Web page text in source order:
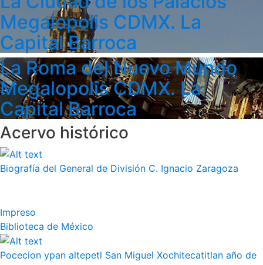
Megalopolis CDMX. La
Capital Barroca
La Roma del Nuevo Mundo
Megalopolis CDMX. La
Capital Barroca
Acervo histórico
Biografía del General de División C. Ignacio Zaragoza
Impreso
Biblioteca de México
Pocecion ypan altepetl San Miguel Xochitecatitlan año de